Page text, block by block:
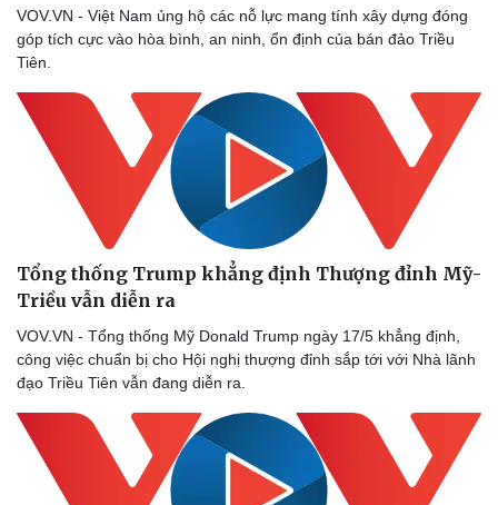
VOV.VN - Việt Nam ủng hộ các nỗ lực mang tính xây dựng đóng
góp tích cực vào hòa bình, an ninh, ổn định của bán đảo Triều
Tiên.
Tổng thống Trump khẳng định Thượng đỉnh Mỹ-
Triều vẫn diễn ra
VOV.VN - Tổng thống Mỹ Donald Trump ngày 17/5 khẳng định,
công việc chuẩn bị cho Hội nghị thượng đỉnh sắp tới với Nhà lãnh
đạo Triều Tiên vẫn đang diễn ra.